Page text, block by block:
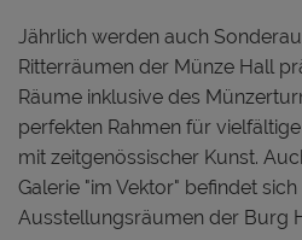
Jährlich werden auch
Ritterräumen der Münze Hall
Räume inklusive des
perfekten Rahmen für
mit zeitgenössischer Kunst.
Galerie "im Vektor" befindet sich
Ausstellungsräumen der Burg